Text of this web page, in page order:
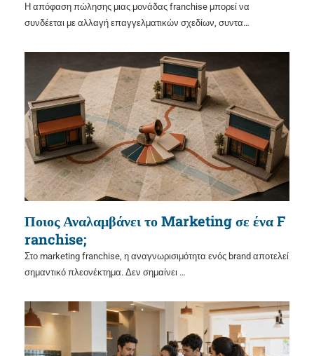
Η απόφαση πώλησης μιας μονάδας franchise μπορεί να
συνδέεται με αλλαγή επαγγελματικών σχεδίων, συντα…
Ποιος Αναλαμβάνει το Marketing σε ένα F
ranchise;
Στο marketing franchise, η αναγνωρισιμότητα ενός brand αποτελεί
σημαντικό πλεονέκτημα. Δεν σημαίνει …